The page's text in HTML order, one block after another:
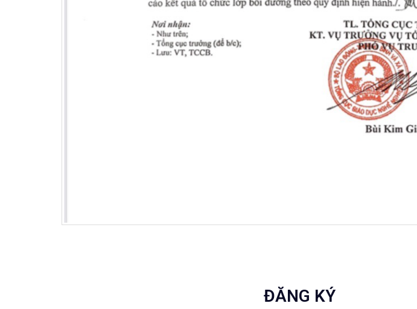
ĐĂNG KÝ